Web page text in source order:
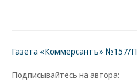
Газета «Коммерсантъ» №157/П
Подписывайтесь на автора: